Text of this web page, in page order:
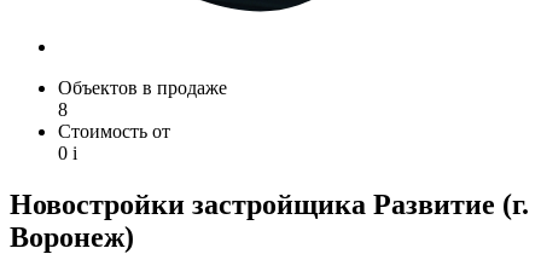
Объектов в продаже
8
Стоимость от
0 i
Новостройки застройщика Развитие (г.
Воронеж)